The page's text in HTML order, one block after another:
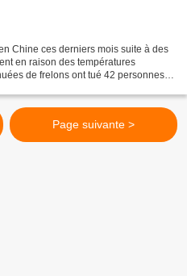
Chine ces derniers mois suite à des
en raison des températures
de frelons ont tué 42 personnes
Page suivante >